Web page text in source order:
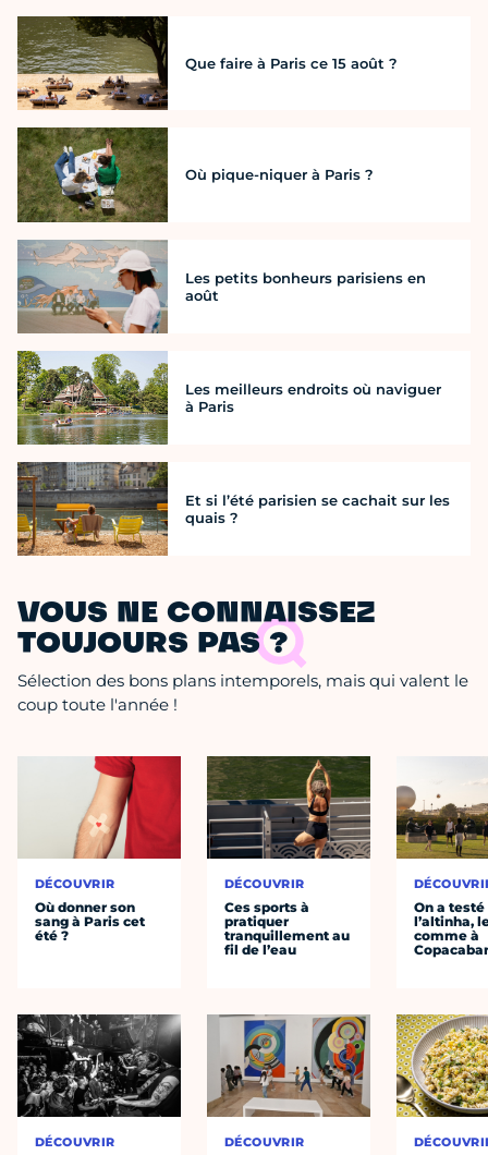
Que faire à Paris ce 15 août ?
Où pique-niquer à Paris ?
Les petits bonheurs parisiens en
août
Les meilleurs endroits où naviguer
à Paris
Et si l’été parisien se cachait sur les
quais ?
VOUS NE CONNAISSEZ
TOUJOURS PAS ?
Sélection des bons plans intemporels, mais qui valent le
coup toute l'année !
DÉCOUVRIR
Où donner son
sang à Paris cet
été ?
DÉCOUVRIR
DÉCOUVRIR
Ces sports à
pratiquer
tranquillement au
fil de l’eau
DÉCOUVRIR
On a testé
l’altinha,
comme à